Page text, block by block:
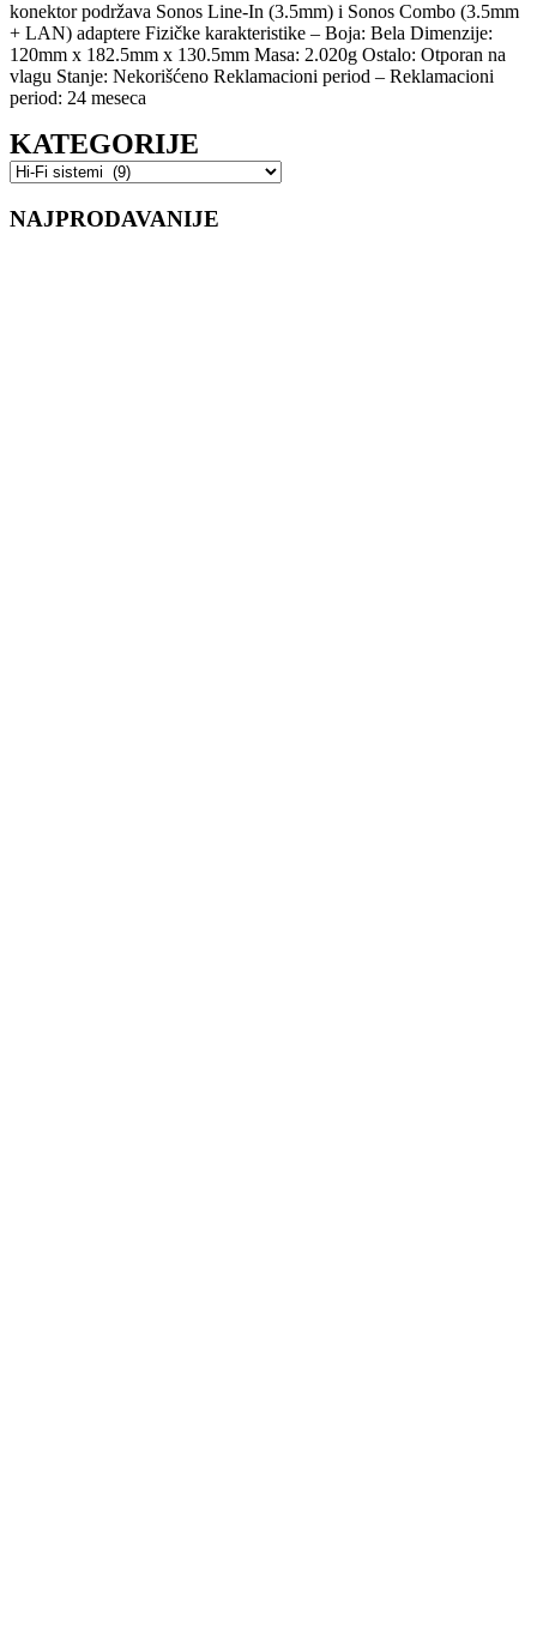
konektor podržava Sonos Line-In (3.5mm) i Sonos Combo (3.5mm
+ LAN) adaptere Fizičke karakteristike – Boja: Bela Dimenzije:
120mm x 182.5mm x 130.5mm Masa: 2.020g Ostalo: Otporan na
vlagu Stanje: Nekorišćeno Reklamacioni period – Reklamacioni
period: 24 meseca
KATEGORIJE
NAJPRODAVANIJE